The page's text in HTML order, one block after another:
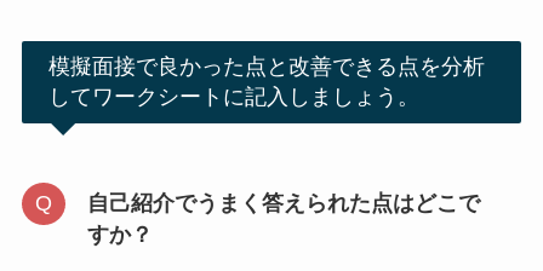
模擬面接で良かった点と改善できる点を分析
してワークシートに記入しましょう。
自己紹介でうまく答えられた点はどこで
すか？